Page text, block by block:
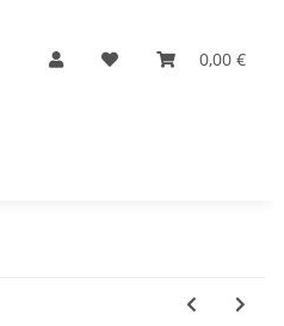
0,00 €